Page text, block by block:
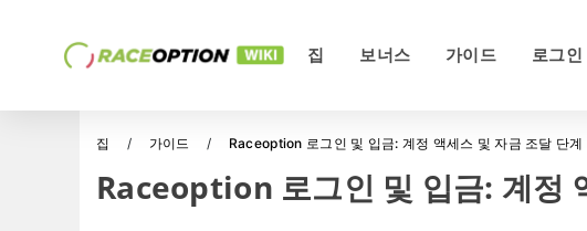
집 보너스 가이드 로그인
집 가이드 Raceoption 로그인 및 입금: 계정 액세스 및 자금 조달 단계
Raceoption 로그인 및 입금: 계정